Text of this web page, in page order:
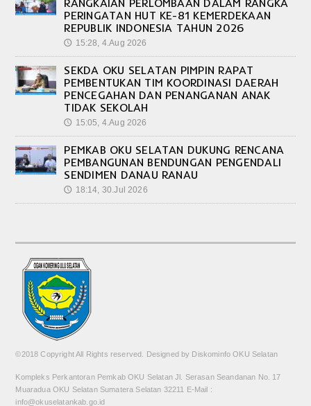
RANGKAIAN PERLOMBAAN DALAM RANGKA
PERINGATAN HUT KE-81 KEMERDEKAAN
REPUBLIK INDONESIA TAHUN 2026
🕔 15:28, 4.Aug 2026
SEKDA OKU SELATAN PIMPIN RAPAT
PEMBENTUKAN TIM KOORDINASI DAERAH
PENCEGAHAN DAN PENANGANAN ANAK
TIDAK SEKOLAH
🕔 15:05, 4.Aug 2026
PEMKAB OKU SELATAN DUKUNG RENCANA
PEMBANGUNAN BENDUNGAN PENGENDALI
SENDIMEN DANAU RANAU
🕔 18:14, 30.Jul 2026
©2018 Copyright All Rights reserved. Designed by Diskominfo OKU Selatan
Kompleks Perkantoran Pemkab OKU Selatan Jl. Serasan Seandanan No. 17
Muaradua OKU Selatan Sumatera Selatan 32211 E-Mail :
info@okuselatankab.go.id